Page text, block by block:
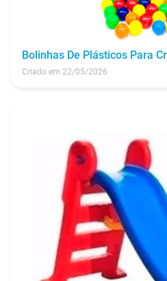
Bolinhas De Plásticos Para
Criado em 22/05/2026